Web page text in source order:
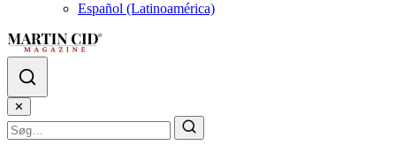
Español (Latinoamérica)
✕